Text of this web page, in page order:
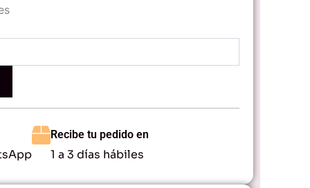
Recibe tu pedido en
1 a 3 días hábiles